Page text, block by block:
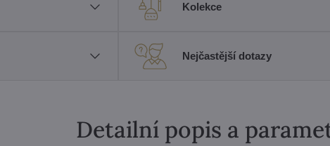
Kolekce
Nejčastější dotazy
Detailní popis a